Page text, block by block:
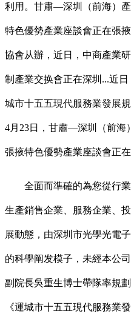
利用。甘肅—深圳（前海）
特色優勢產業座談會正在張
協會从辦，近日，中商產業
制產業交换會正在深圳...近
城市十五五現代服務業發展
4月23日，甘肅—深圳（前海
張掖特色優勢產業座談會正在
全面而準確的為您從行業
生產銷售企業、服務企業、
展動態，由深圳市光學光電
的科學阐发模子，未經本公
副院長吳重生博士帶隊率規
《運城市十五五現代服務業